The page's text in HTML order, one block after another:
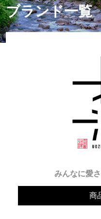
ブランド一覧
みんなに愛
商